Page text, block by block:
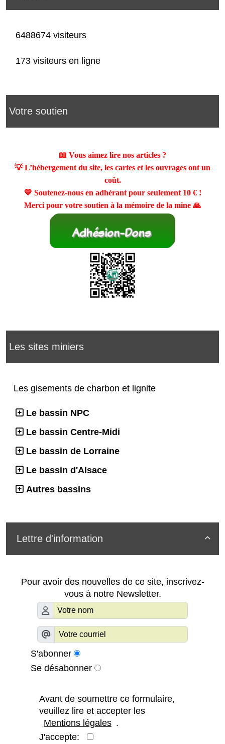
6488674 visiteurs
173 visiteurs en ligne
Votre soutien
📖 Vous aimez lire nos articles ?
💡 L’hébergement du site, les cartes et les ouvrages ont un
coût.
💛 Soutenez-nous en adhérant pour seulement 10 €!
Merci pour votre soutien à la mémoire de la mine 🙏
Les sites miniers
Les gisements de charbon et lignite
Le bassin NPC
Le bassin Centre-Midi
Le bassin de Lorraine
Le bassin d'Alsace
Autres bassins

Lettre d'information
Pour avoir des nouvelles de ce site, inscrivez-
vous à notre Newsletter.
S'abonner
Se désabonner
Avant de soumettre ce formulaire,
veuillez lire et accepter les
Mentions légales .
J'accepte: